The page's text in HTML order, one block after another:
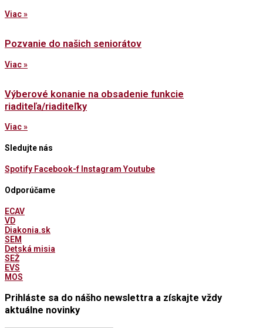
Viac »
Pozvanie do našich seniorátov
Viac »
Výberové konanie na obsadenie funkcie
riaditeľa/riaditeľky
Viac »
Sledujte nás
Spotify Facebook-f Instagram Youtube
Odporúčame
ECAV
VD
Diakonia.sk
SEM
Detská misia
SEŽ
EVS
MOS
Prihláste sa do nášho newslettra a získajte vždy
aktuálne novinky